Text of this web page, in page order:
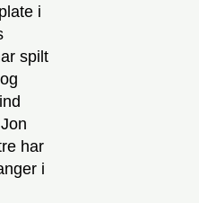
i
spilt
har
i